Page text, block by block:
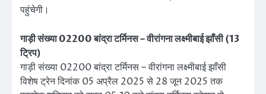
पहुंचेगी।
गाड़ी संख्या 02200 बांद्रा टर्मिनस – वीरांगना लक्ष्मीबाई झाँसी (13
ट्रिप)
गाड़ी संख्या 02200 बांद्रा टर्मिनस – वीरांगना लक्ष्मीबाई झाँसी
विशेष ट्रेन दिनांक 05 अप्रैल 2025 से 28 जून 2025 तक